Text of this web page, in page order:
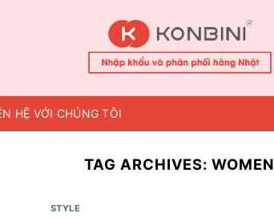
HỆ VỚI CHÚNG TÔI
TAG ARCHIVES:WOMEN
STYLE